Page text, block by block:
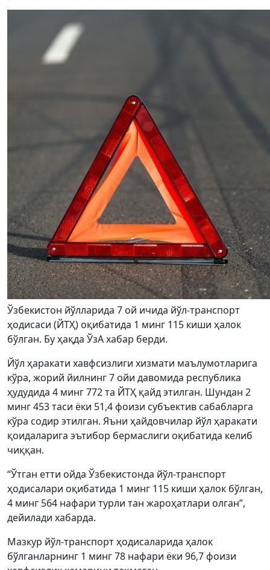
Ўзбекистон йўлларида 7 ой ичида йўл-транспорт
ҳодисаси (ЙТҲ) оқибатида 1 минг 115 киши ҳалок
бўлган. Бу ҳақда ЎзА хабар берди.
Йўл ҳаракати хавфсизлиги хизмати маълумотларига
кўра, жорий йилнинг 7 ойи давомида республика
ҳудудида 4 минг 772 та ЙТҲ қайд этилган. Шундан 2
минг 453 таси ёки 51,4 фоизи субъектив сабабларга
кўра содир этилган. Яъни ҳайдовчилар йўл ҳаракати
қоидаларига эътибор бермаслиги оқибатида келиб
чиққан.
“Ўтган етти ойда Ўзбекистонда йўл-транспорт
ҳодисалари оқибатида 1 минг 115 киши ҳалок бўлган,
4 минг 564 нафари турли тан жароҳатлари олган”,
дейилади хабарда.
Мазкур йўл-транспорт ҳодисаларида ҳалок
бўлганларнинг 1 минг 78 нафари ёки 96,7 фоизи